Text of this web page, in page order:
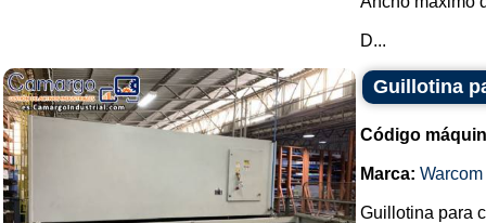
D...
Guillotina
Código
Marca: Warcom
Guillotina para